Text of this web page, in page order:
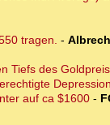
tragen. -
Tiefs des
auf ca $1600-